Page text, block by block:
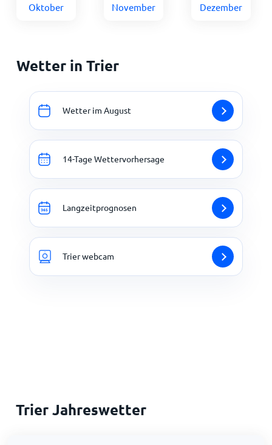
Oktober November Dezember
Wetter in Trier
Wetter im August
14-Tage Wettervorhersage
Langzeitprognosen
Trier webcam
Trier Jahreswetter